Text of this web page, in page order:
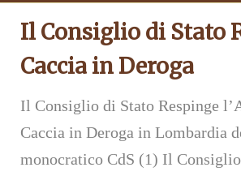
Il Consiglio di Stato
Caccia in Deroga
Il Consiglio di Stato Respinge
Caccia in Deroga in Lombardia
monocratico CdS (1) Il